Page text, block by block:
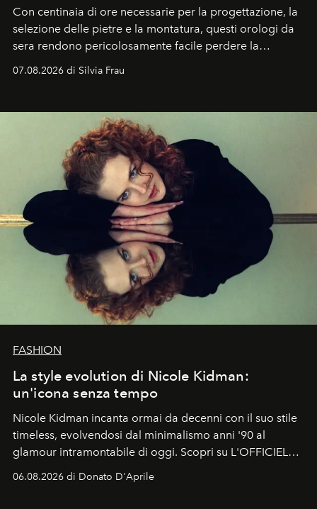
Con centinaia di ore necessarie per la progettazione, la
selezione delle pietre e la montatura, questi orologi da
sera rendono pericolosamente facile perdere la
cognizione del tempo. Ma con quadranti così
07.08.2026 di Silvia Frau
FASHION
La style evolution di Nicole Kidman:
un'icona senza tempo
Nicole Kidman incanta ormai da decenni con il suo stile
timeless, evolvendosi dal minimalismo anni '90 al
glamour intramontabile di oggi. Scopri su L'OFFICIEL
Italia la sua style evolution.
06.08.2026 di Donato D'Aprile